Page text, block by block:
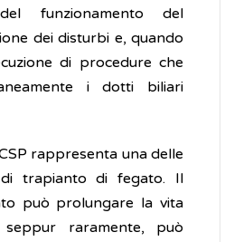
funzionamento del
dei disturbi e, quando
di procedure che
i dotti biliari
rappresenta una delle
di trapianto di fegato. Il
può prolungare la vita
raramente, può